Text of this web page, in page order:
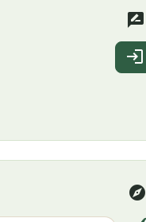
rate_review
login
explore